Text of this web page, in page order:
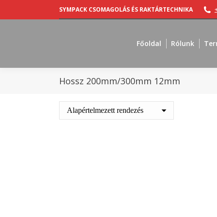
SYMPACK CSOMAGOLÁS ÉS RAKTÁRTECHNIKA
Főoldal Rólunk
Hossz 200mm/300mm 12mm